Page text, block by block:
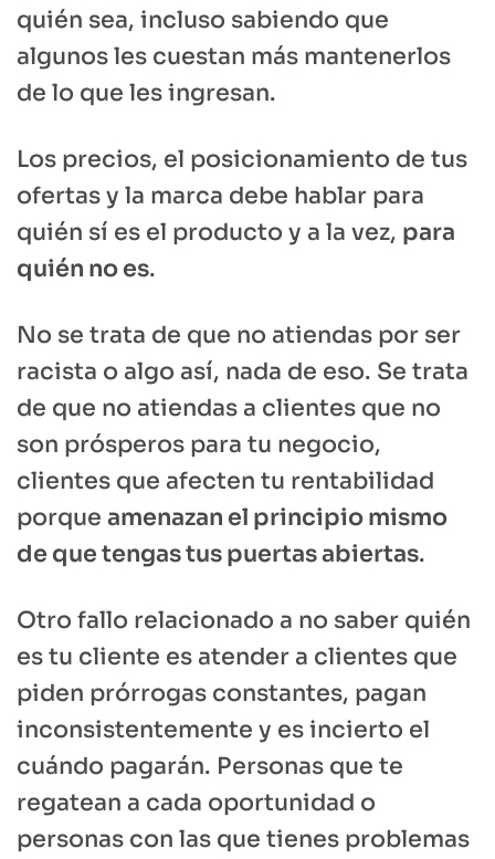
quién sea, incluso sabiendo que
algunos les cuestan más mantenerlos
de lo que les ingresan.
Los precios, el posicionamiento de tus
ofertas y la marca debe hablar para
quién sí es el producto y a la vez, para
quién no es.
No se trata de que no atiendas por ser
racista o algo así, nada de eso. Se trata
de que no atiendas a clientes que no
son prósperos para tu negocio,
clientes que afecten tu rentabilidad
porque amenazan el principio mismo
de que tengas tus puertas abiertas.
Otro fallo relacionado a no saber quién
es tu cliente es atender a clientes que
piden prórrogas constantes, pagan
inconsistentemente y es incierto el
cuándo pagarán. Personas que te
regatean a cada oportunidad o
personas con las que tienes problemas